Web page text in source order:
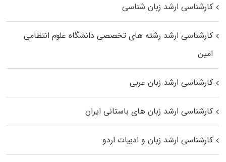
کارشناسی ارشد زبان شناسی
کارشناسی ارشد رﺷﺘﻪ ﻫﺎی تخصصی داﻧﺸﮕﺎه ﻋﻠﻮم انتظامی
اﻣﻴﻦ
کارشناسی ارشد زبان عربی
کارشناسی ارشد زبان‌ های باستانی ایران
کارشناسی ارشد زبان و ادبیات اردو